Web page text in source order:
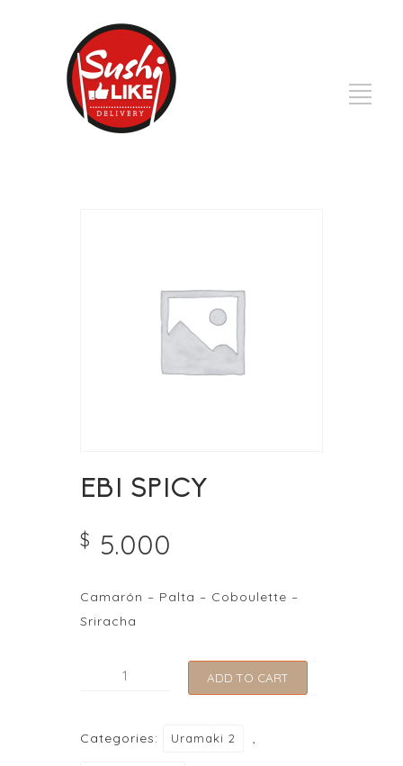
EBI SPICY
$ 5.000
Camarón – Palta – Coboulette –
Sriracha
ADD TO CART
Categories: Uramaki 2 ,